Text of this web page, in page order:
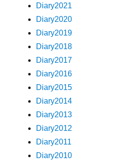
Diary2021
Diary2020
Diary2019
Diary2018
Diary2017
Diary2016
Diary2015
Diary2014
Diary2013
Diary2012
Diary2011
Diary2010